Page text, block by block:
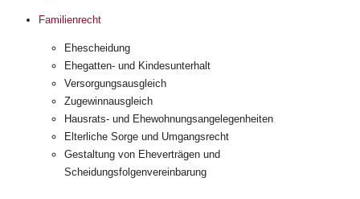
Familienrecht
Ehescheidung
Ehegatten- und Kindesunterhalt
Versorgungsausgleich
Zugewinnausgleich
Hausrats- und Ehewohnungsangelegenheiten
Elterliche Sorge und Umgangsrecht
Gestaltung von Eheverträgen und
Scheidungsfolgenvereinbarung